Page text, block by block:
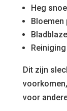
Heg
Bloemen
Dit zijn
voor